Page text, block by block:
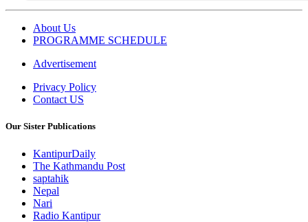
About Us
PROGRAMME SCHEDULE
Advertisement
Privacy Policy
Contact US
Our Sister Publications
KantipurDaily
The Kathmandu Post
saptahik
Nepal
Nari
Radio Kantipur